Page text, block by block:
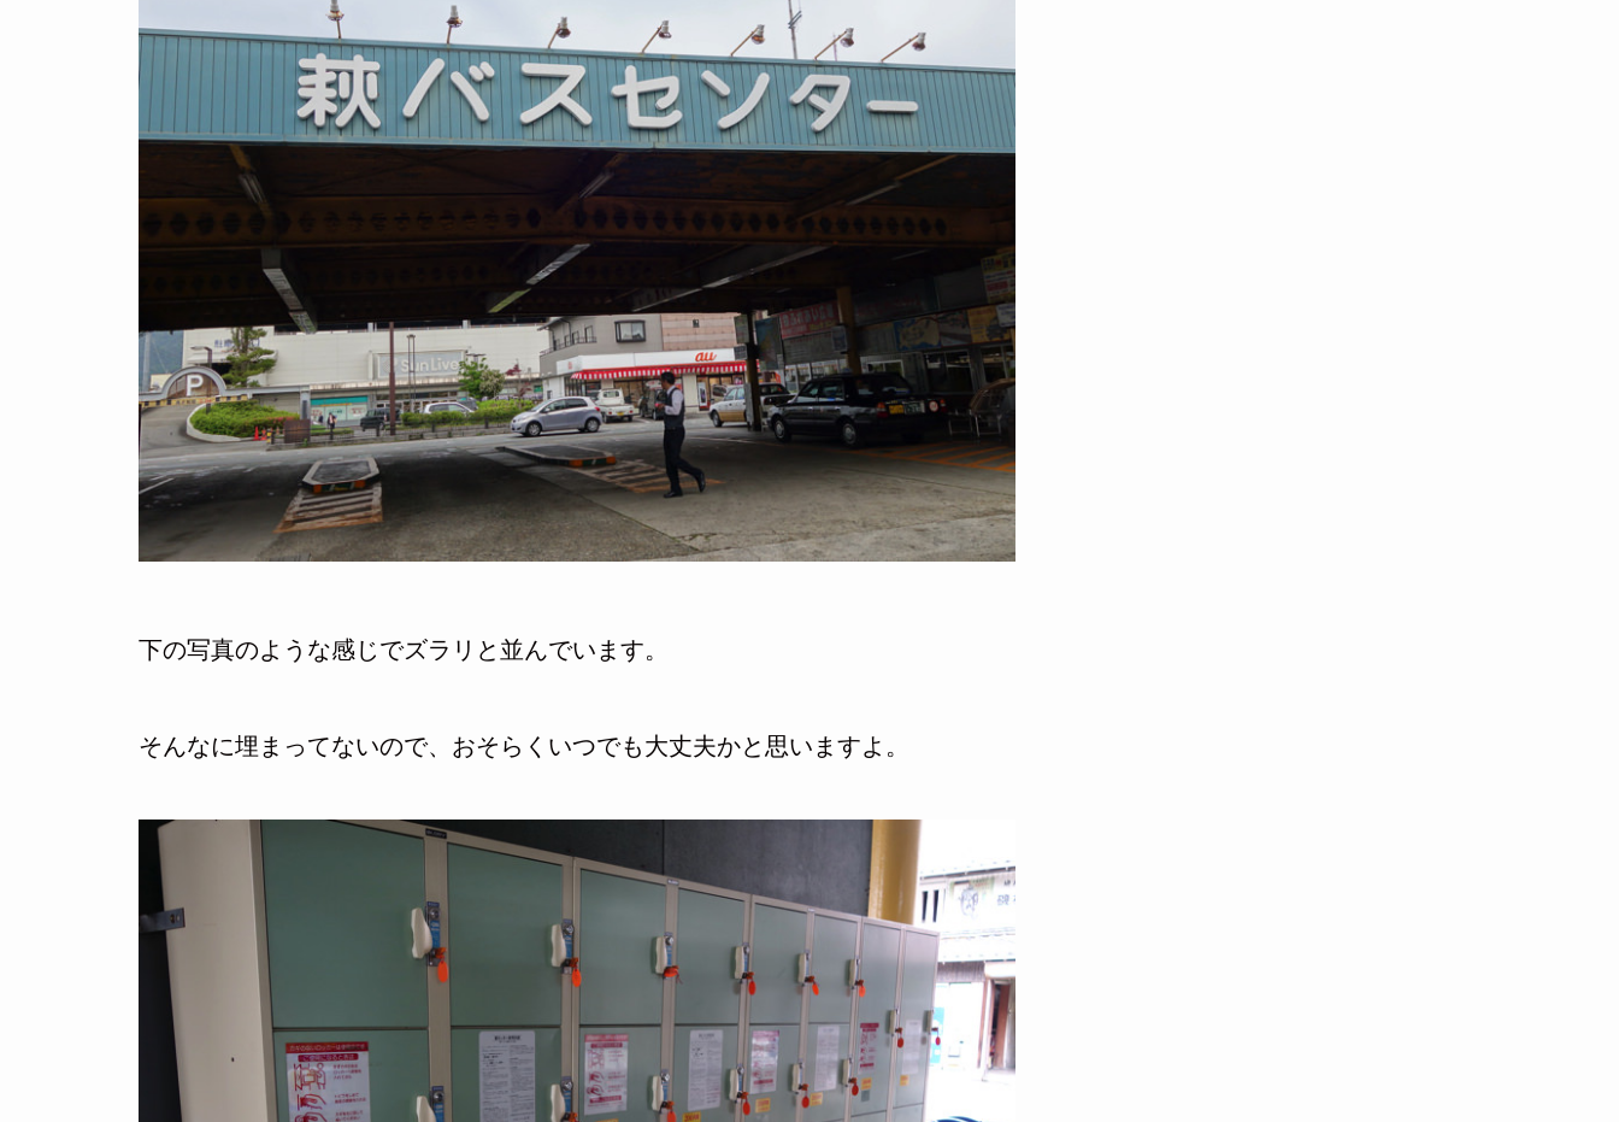
下の写真のような感じでズラリと並んでいます。
そんなに埋まってないので、おそらくいつでも大丈夫かと思いますよ。